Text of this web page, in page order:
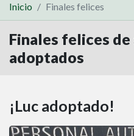
Inicio Finales felices
Finales felices de
adoptados
¡Luc adoptado!